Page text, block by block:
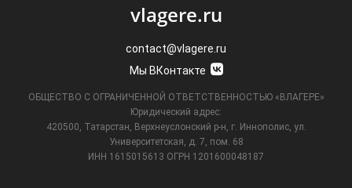
vlagere.ru
contact@vlagere.ru
Мы ВКонтакте
ОБЩЕСТВО С ОГРАНИЧЕННОЙ ОТВЕТСТВЕННОСТЬЮ «ВЛАГЕРЕ»
Юридический адрес:
420500, Татарстан, Верхнеуслонский р-н, г. Иннополис, ул.
Университетская,
д. 7, пом. 68
ИНН 1615015613 ОГРН 1201600048187